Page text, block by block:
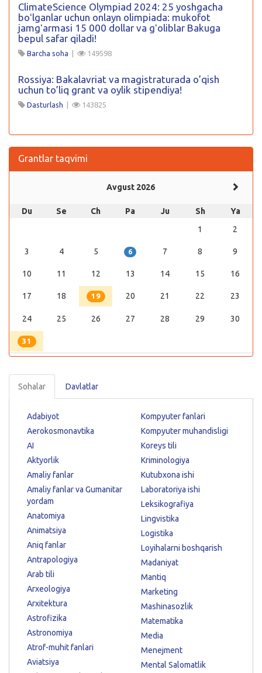
ClimateScience Olympiad 2024: 25 yoshgacha
boʻlganlar uchun onlayn olimpiada: mukofot
jamgʻarmasi 15 000 dollar va gʻoliblar Bakuga
bepul safar qiladi!
Barcha soha | 149598
Rossiya: Bakalavriat va magistraturada o’qish
uchun to’liq grant va oylik stipendiya!
Dasturlash | 143825
Grantlar taqvimi
Avgust 2026
Du Se Ch Pa Ju Sh
Ya
1
2
3 4 5 6 7 8 9
10 11 12 13 14 15 16
17 18 19 20 21 22 23
24 25 26 27 28 29 30
31
Sohalar Davlatlar
Adabiyot
Aerokosmonavtika
AI
Aktyorlik
Amaliy fanlar
Amaliy fanlar va Gumanitar
yordam
Anatomiya
Animatsiya
Aniq fanlar
Antrapologiya
Arab tili
Arxeologiya
Arxitektura
Astrofizika
Astronomiya
Atrof-muhit fanlari
Aviatsiya
Kompyuter fanlari
Kompyuter muhandisligi
Koreys tili
Kriminologiya
Kutubxona ishi
Laboratoriya ishi
Leksikografiya
Lingvistika
Logistika
Loyihalarni boshqarish
Madaniyat
Mantiq
Marketing
Mashinasozlik
Matematika
Media
Menejment
Mental Salomatlik